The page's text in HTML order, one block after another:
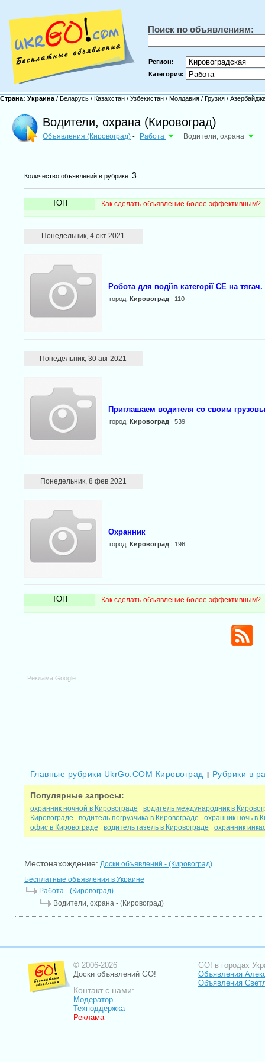
Поиск по объявлениям:
Регион:
Категория:
Страна: Украина / Беларусь / Казахстан / Узбекистан / Молдавия / Грузия /
Водители, охрана (Кировоград)
Объявления (Кировоград) - Работа - Водители, охрана
Количество объявлений в рубрике: 3
ТОП Как сделать объявление более эффективным?
Понедельник, 4 окт 2021
Робота для водіїв категорії СЕ на тягач.
город: Кировоград | 110
Понедельник, 30 авг 2021
Приглашаем водителя со своим
город: Кировоград | 539
Понедельник, 8 фев 2021
Охранник
город: Кировоград | 196
ТОП Как сделать объявление более эффективным?
Реклама Google
Главные рубрики UkrGo.COM Кировоград | Рубрики в
Популярные запросы:
охранник ночной в Кировограде
водитель международник в
Кировограде
водитель погрузчика в Кировограде
охранник ночь в
офис в Кировограде
водитель газель в Кировограде охранник
Местонахождение: Доски объявлений - (Кировоград)
Бесплатные объявления в Украине
Работа - (Кировоград)
Водители, охрана - (Кировоград)
© 2006-2026
Доски объявлений GO!
Контакт с нами:
Модератор
Техподдержка
Реклама
GO! в городах
Объявления
Объявления